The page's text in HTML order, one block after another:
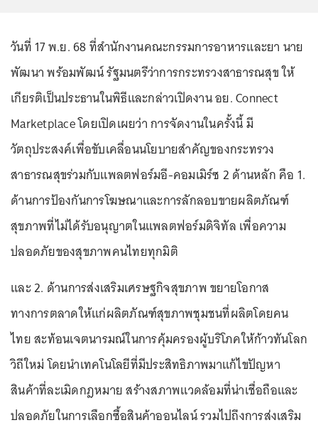
วันที่ 17 พ.ย. 68 ที่สำนักงานคณะกรรมการอาหารและยา นาย
พัฒนา พร้อมพัฒน์ รัฐมนตรีว่าการกระทรวงสาธารณสุข ให้
เกียรติเป็นประธานในพิธีและกล่าวเปิดงาน อย. Connect
Marketplace โดยเปิดเผยว่า การจัดงานในครั้งนี้ มี
วัตถุประสงค์เพื่อขับเคลื่อนนโยบายสำคัญของกระทรวง
สาธารณสุขร่วมกับแพลตฟอร์มอี-คอมเมิร์ซ 2 ด้านหลัก คือ 1.
ด้านการป้องกันการโฆษณาและการลักลอบขายผลิตภัณฑ์
สุขภาพที่ไม่ได้รับอนุญาตในแพลตฟอร์มดิจิทัล เพื่อความ
ปลอดภัยของสุขภาพคนไทยทุกมิติ
และ 2. ด้านการส่งเสริมเศรษฐกิจสุขภาพ ขยายโอกาส
ทางการตลาดให้แก่ผลิตภัณฑ์สุขภาพชุมชนที่ผลิตโดยคน
ไทย สะท้อนเจตนารมณ์ในการคุ้มครองผู้บริโภคให้ก้าวทันโลก
วิถีใหม่ โดยนำเทคโนโลยีที่มีประสิทธิภาพมาแก้ไขปัญหา
สินค้าที่ละเมิดกฎหมาย สร้างสภาพแวดล้อมที่น่าเชื่อถือและ
ปลอดภัยในการเลือกซื้อสินค้าออนไลน์ รวมไปถึงการส่งเสริม